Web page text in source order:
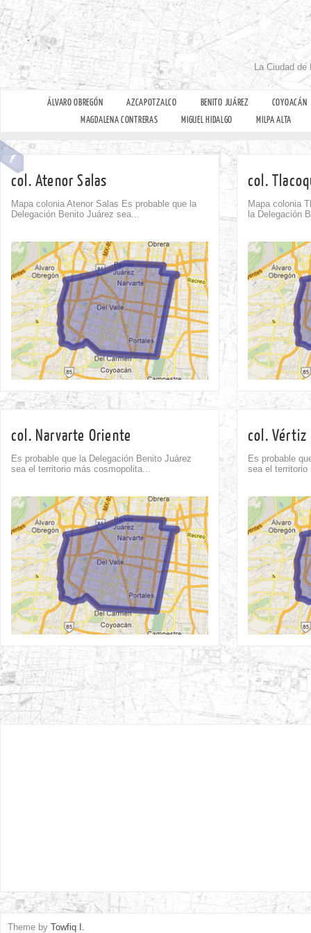
La Ciudad
ÁLVARO OBREGÓN AZCAPOTZALCO BENITO JUÁREZ
COYOACÁN
MAGDALENA CONTRERAS
MIGUEL HIDALGO MILPA ALTA
col. Atenor Salas
Mapa colonia Atenor Salas Es probable que la
Delegación Benito Juárez sea...
col.
Mapa colonia
la Delegación
1
Comment
col. Narvarte Oriente
Es probable que la Delegación Benito Juárez
sea el territorio más cosmopolita...
col. Vértiz
Es probable
sea el
1
Comment
Theme by Towfiq I.